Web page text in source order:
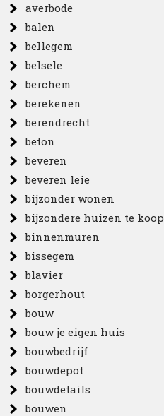
averbode
balen
bellegem
belsele
berchem
berekenen
berendrecht
beton
beveren
beveren leie
bijzonder wonen
bijzondere huizen te koop
binnenmuren
bissegem
blavier
borgerhout
bouw
bouw je eigen huis
bouwbedrijf
bouwdepot
bouwdetails
bouwen